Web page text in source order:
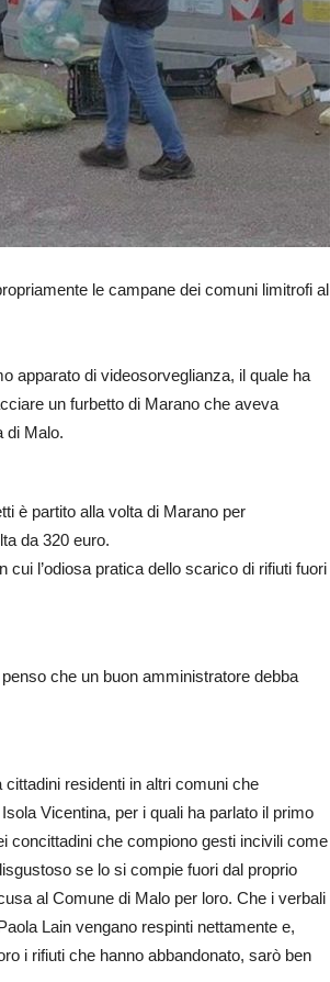
le campane dei comuni limitrofi al
apparato di videosorveglianza, il quale ha
un furbetto di Marano che aveva
di Malo.
è partito alla volta di Marano per
da 320 euro.
cui l’odiosa pratica dello scarico di rifiuti fuori
che un buon amministratore debba
residenti in altri comuni che
Vicentina, per i quali ha parlato il primo
concittadini che compiono gesti incivili come
se lo si compie fuori dal proprio
al Comune di Malo per loro. Che i verbali
Lain vengano respinti nettamente e,
i rifiuti che hanno abbandonato, sarò ben